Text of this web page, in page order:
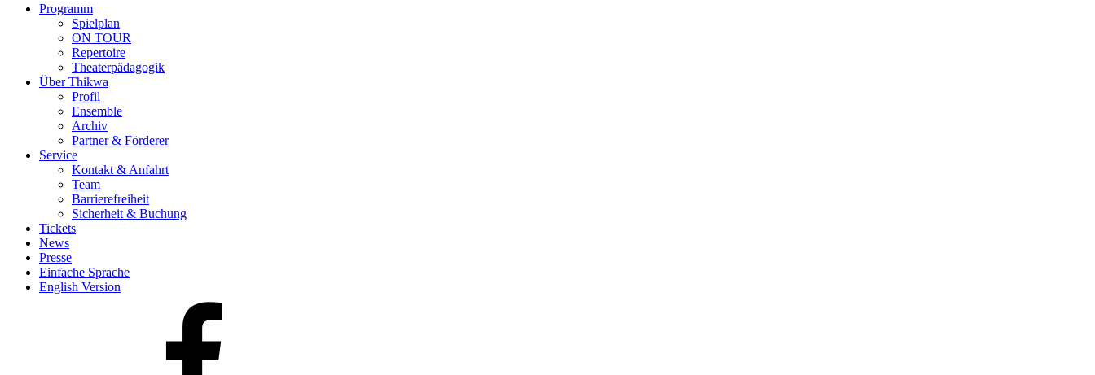
Programm
Spielplan
ON TOUR
Repertoire
Theaterpädagogik
Über Thikwa
Profil
Ensemble
Archiv
Partner & Förderer
Service
Kontakt & Anfahrt
Team
Barrierefreiheit
Sicherheit & Buchung
Tickets
News
Presse
Einfache Sprache
English Version